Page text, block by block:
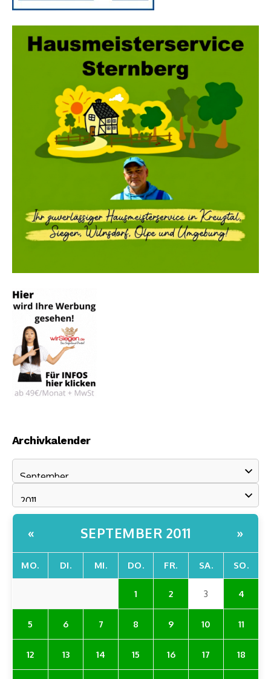
Archivkalender
« SEPTEMBER 2011 »
MO. DI. MI. DO. FR. SA. SO.
1 2 3 4
5 6 7 8 9 10 11
12 13 14 15 16 17 18